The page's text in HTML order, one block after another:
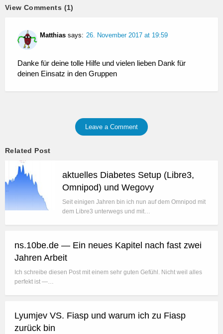
View Comments (1)
Matthias says: 26. November 2017 at 19:59
Danke für deine tolle Hilfe und vielen lieben Dank für
deinen Einsatz in den Gruppen
Leave a Comment
Related Post
aktuelles Diabetes Setup (Libre3,
Omnipod) und Wegovy
Seit einigen Jahren bin ich nun auf dem Omnipod mit
dem Libre3 unterwegs und mit…
ns.10be.de — Ein neues Kapitel nach fast zwei
Jahren Arbeit
Ich schreibe diesen Post mit einem sehr guten Gefühl. Nicht weil alles
perfekt ist —…
Lyumjev VS. Fiasp und warum ich zu Fiasp
zurück bin